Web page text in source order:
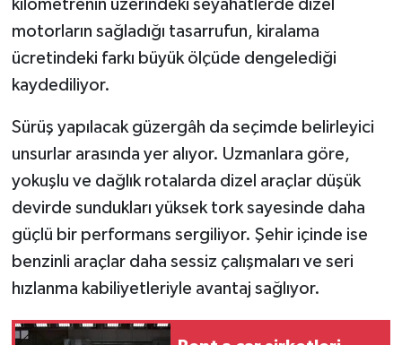
kilometrenin üzerindeki seyahatlerde dizel
motorların sağladığı tasarrufun, kiralama
ücretindeki farkı büyük ölçüde dengelediği
kaydediliyor.
Sürüş yapılacak güzergâh da seçimde belirleyici
unsurlar arasında yer alıyor. Uzmanlara göre,
yokuşlu ve dağlık rotalarda dizel araçlar düşük
devirde sundukları yüksek tork sayesinde daha
güçlü bir performans sergiliyor. Şehir içinde ise
benzinli araçlar daha sessiz çalışmaları ve seri
hızlanma kabiliyetleriyle avantaj sağlıyor.